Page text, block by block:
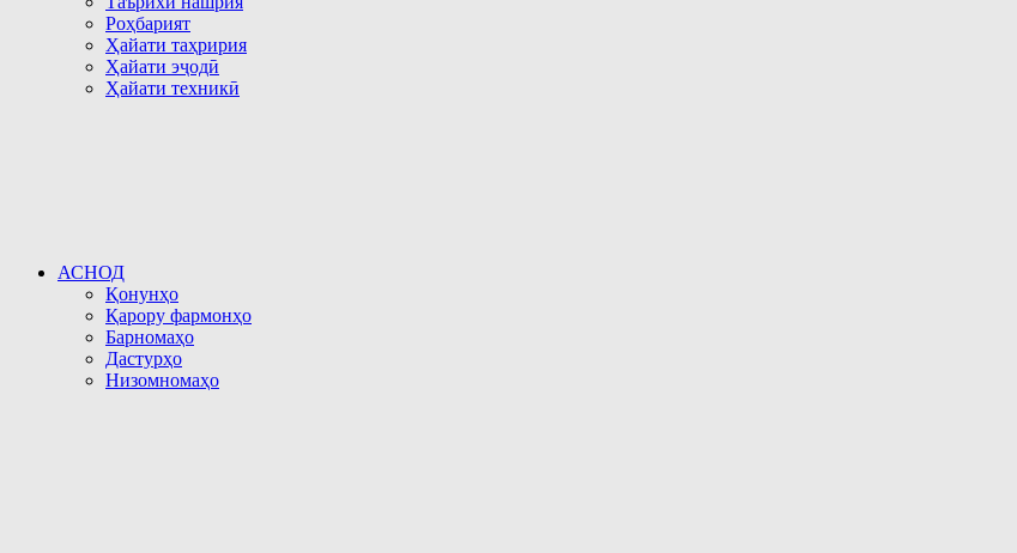
Роҳбарият
Ҳайати таҳририя
Ҳайати эҷодӣ
Ҳайати техникӣ
АСНОД
Қонунҳо
Қарору фармонҳо
Барномаҳо
Дастурҳо
Низомномаҳо